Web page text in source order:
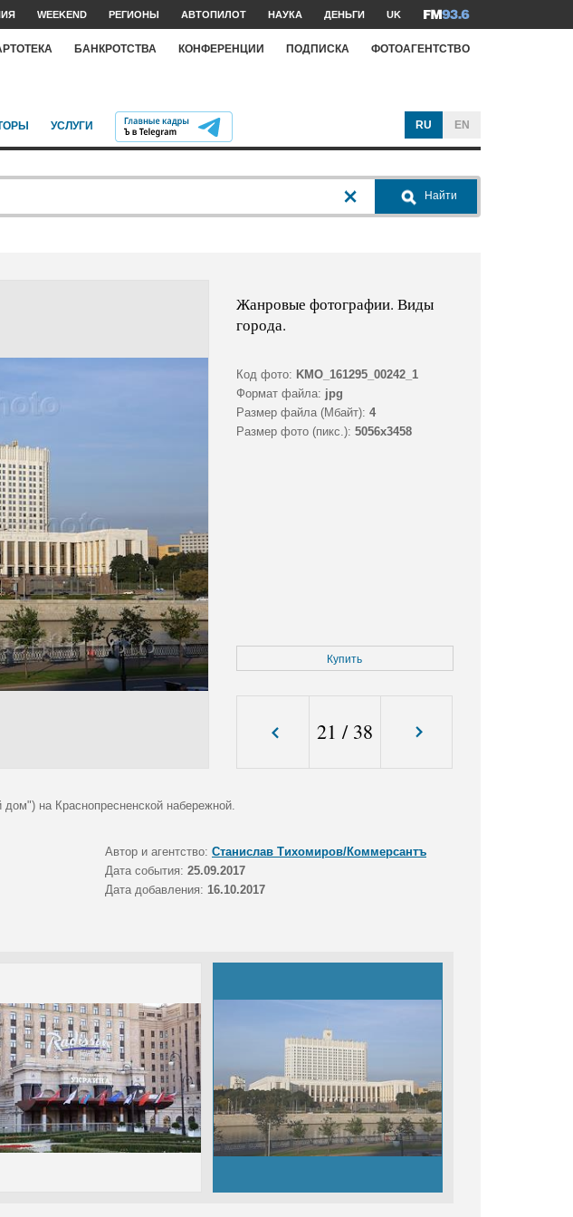
WEEKEND РЕГИОНЫ АВТОПИЛОТ НАУКА ДЕНЬГИ UK
БАНКРОТСТВА КОНФЕРЕНЦИИ ПОДПИСКА ФОТОАГЕНТСТВО
УСЛУГИ RU EN
Найти
Жанровые фотографии. Виды
города.
Код фото: KMO_161295_00242_1
Формат файла: jpg
Размер файла (Мбайт): 4
Размер фото (пикс.): 5056x3458
Купить
21 / 38
на Краснопресненской набережной.
Автор и агентство: Станислав Тихомиров/Коммерсантъ
Дата события: 25.09.2017
Дата добавления: 16.10.2017